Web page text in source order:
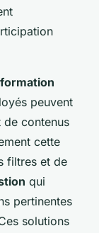
peuvent
de contenus
cette
filtres et de
qui
pertinentes
solutions